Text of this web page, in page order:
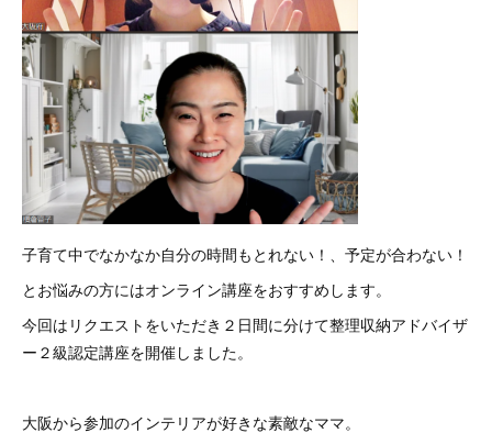
子育て中でなかなか自分の時間もとれない！、予定が合わない！
とお悩みの方にはオンライン講座をおすすめします。
今回はリクエストをいただき２日間に分けて整理収納アドバイザ
ー２級認定講座を開催しました。
大阪から参加のインテリアが好きな素敵なママ。